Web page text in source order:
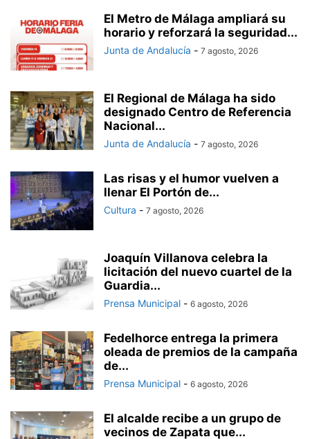
El Metro de Málaga ampliará su
horario y reforzará la seguridad...
Junta de Andalucía - 7 agosto, 2026
El Regional de Málaga ha sido
designado Centro de Referencia
Nacional...
Junta de Andalucía - 7 agosto, 2026
Las risas y el humor vuelven a
llenar El Portón de...
Cultura - 7 agosto, 2026
Joaquín Villanova celebra la
licitación del nuevo cuartel de la
Guardia...
Prensa Municipal - 6 agosto, 2026
Fedelhorce entrega la primera
oleada de premios de la campaña
de...
Prensa Municipal - 6 agosto, 2026
El alcalde recibe a un grupo de
vecinos de Zapata que...